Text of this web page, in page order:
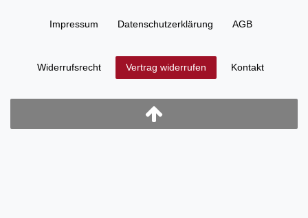
Impressum Daten­schutz­erklärung AGB
Widerrufs­recht Vertrag widerrufen Kontakt